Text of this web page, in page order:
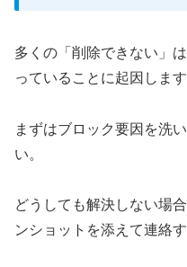
多くの「削除できない」
っていることに起因します
まずはブロック要因を洗
い。
どうしても解決しない場
ンショットを添えて連絡